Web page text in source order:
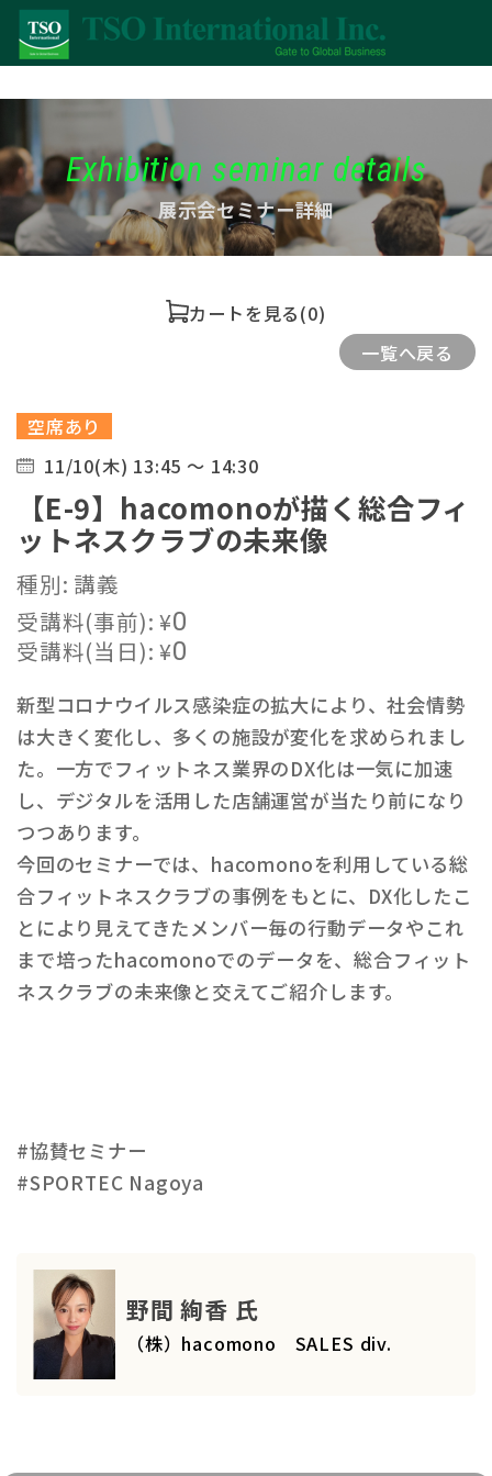
Exhibition seminar details
展示会セミナー詳細
カートを見る(0)
一覧へ戻る
空席あり
11/10(木) 13:45 ～ 14:30
【E-9】hacomonoが描く総合フィ
ットネスクラブの未来像
種別: 講義
受講料(事前):¥0
受講料(当日):¥0
新型コロナウイルス感染症の拡大により、社会情勢
は大きく変化し、多くの施設が変化を求められまし
た。一方でフィットネス業界のDX化は一気に加速
し、デジタルを活用した店舗運営が当たり前になり
つつあります。
今回のセミナーでは、hacomonoを利用している総
合フィットネスクラブの事例をもとに、DX化したこ
とにより見えてきたメンバー毎の行動データやこれ
まで培ったhacomonoでのデータを、総合フィット
ネスクラブの未来像と交えてご紹介します。
#協賛セミナー
#SPORTEC Nagoya
野間 絢香 氏
（株）hacomono SALES div.